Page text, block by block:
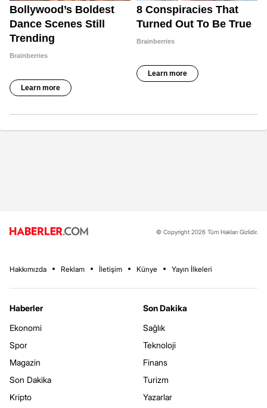
© Copyright 2026 Tüm Hakları Gizlidir.
Hakkımızda Reklam İletişim Künye Yayın İlkeleri
Haberler
Ekonomi
Spor
Magazin
Son Dakika
Kripto
Son Dakika
Sağlık
Teknoloji
Finans
Turizm
Yazarlar